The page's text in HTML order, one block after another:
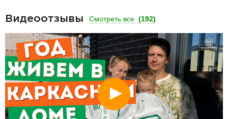
Видеоотзывы Смотреть все (192)
Смотреть